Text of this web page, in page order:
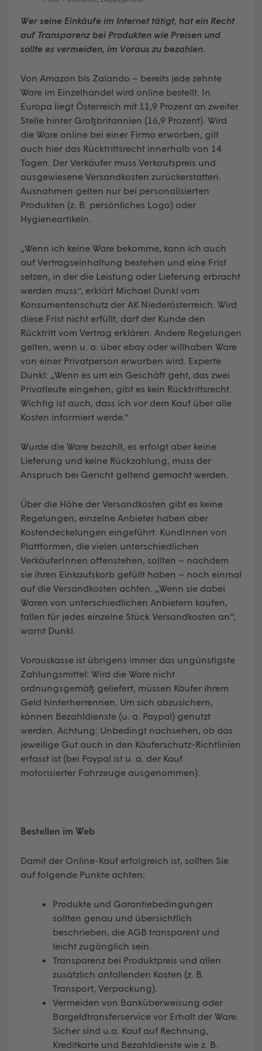
Wer seine Einkäufe im Internet tätigt, hat ein Recht
auf Transparenz bei Produkten wie Preisen und
sollte es vermeiden, im Voraus zu bezahlen.
Von Amazon bis Zalando – bereits jede zehnte
Ware im Einzelhandel wird online bestellt. In
Europa liegt Österreich mit 11,9 Prozent an zweiter
Stelle hinter Großbritannien (16,9 Prozent). Wird
die Ware online bei einer Firma erworben, gilt
auch hier das Rücktrittsrecht innerhalb von 14
Tagen. Der Verkäufer muss Verkaufspreis und
ausgewiesene Versandkosten zurückerstatten.
Ausnahmen gelten nur bei personalisierten
Produkten (z. B. persönliches Logo) oder
Hygieneartikeln.
„Wenn ich keine Ware bekomme, kann ich auch
auf Vertragseinhaltung bestehen und eine Frist
setzen, in der die Leistung oder Lieferung erbracht
werden muss“, erklärt Michael Dunkl vom
Konsumentenschutz der AK Niederösterreich. Wird
diese Frist nicht erfüllt, darf der Kunde den
Rücktritt vom Vertrag erklären. Andere Regelungen
gelten, wenn u. a. über ebay oder willhaben Ware
von einer Privatperson erworben wird. Experte
Dunkl: „Wenn es um ein Geschäft geht, das zwei
Privatleute eingehen, gibt es kein Rücktrittsrecht.
Wichtig ist auch, dass ich vor dem Kauf über alle
Kosten informiert werde.“
Wurde die Ware bezahlt, es erfolgt aber keine
Lieferung und keine Rückzahlung, muss der
Anspruch bei Gericht geltend gemacht werden.
Über die Höhe der Versandkosten gibt es keine
Regelungen, einzelne Anbieter haben aber
Kostendeckelungen eingeführt. KundInnen von
Plattformen, die vielen unterschiedlichen
VerkäuferInnen offenstehen, sollten – nachdem
sie ihren Einkaufskorb gefüllt haben – noch einmal
auf die Versandkosten achten. „Wenn sie dabei
Waren von unterschiedlichen Anbietern kaufen,
fallen für jedes einzelne Stück Versandkosten an“,
warnt Dunkl.
Vorauskasse ist übrigens immer das ungünstigste
Zahlungsmittel: Wird die Ware nicht
ordnungsgemäß geliefert, müssen Käufer ihrem
Geld hinterherrennen. Um sich abzusichern,
können Bezahldienste (u. a. Paypal) genutzt
werden. Achtung: Unbedingt nachsehen, ob das
jeweilige Gut auch in den Käuferschutz-Richtlinien
erfasst ist (bei Paypal ist u. a. der Kauf
motorisierter Fahrzeuge ausgenommen).
Bestellen im Web
Damit der Online-Kauf erfolgreich ist, sollten Sie
auf folgende Punkte achten:
Produkte und Garantiebedingungen
sollten genau und übersichtlich
beschrieben, die AGB transparent und
leicht zugänglich sein.
Transparenz bei Produktpreis und allen
zusätzlich anfallenden Kosten (z. B.
Transport, Verpackung).
Vermeiden von Banküberweisung oder
Bargeldtransferservice vor Erhalt der Ware.
Sicher sind u.a. Kauf auf Rechnung,
Kreditkarte und Bezahldienste wie z. B.